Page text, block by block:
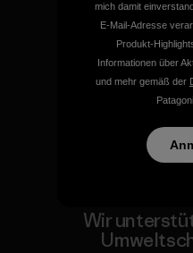
Wir
Unser
Wir
mich damit
E-Mail-Adresse
Produkt-
Informationen über
und mehr gemäß der